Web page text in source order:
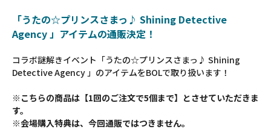
「うたの☆プリンスさまっ♪ Shining Detective
Agency 」アイテムの通販決定！
コラボ謎解きイベント「うたの☆プリンスさまっ♪ Shining
Detective Agency 」のアイテムをBOLで取り扱います！
※こちらの商品は【1回のご注文で5個まで】とさせていただきま
す。
※会場購入特典は、今回通販ではつきません。